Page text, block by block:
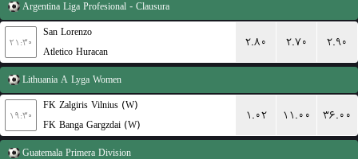
Argentina Liga Profesional - Clausura
۲۱:۳۰
San Lorenzo
Atletico Huracan
۲.۸۰ ۲.۷۰ ۲.۹۰
Lithuania A Lyga Women
۱۹:۳۰
FK Zalgiris Vilnius (W)
FK Banga Gargzdai (W)
۱.۰۲ ۱۱.۰۰ ۳۶.۰۰
Guatemala Primera Division